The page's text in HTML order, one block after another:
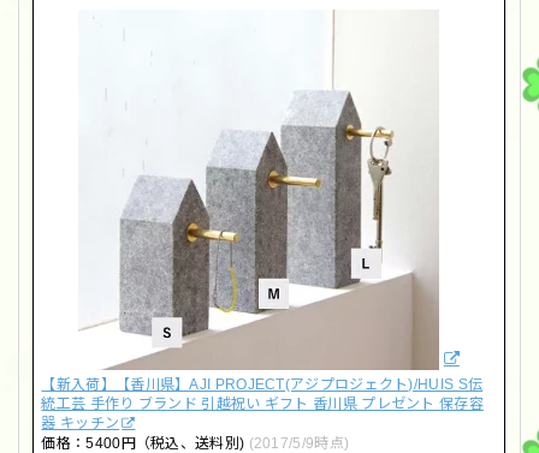
【新入荷】【香川県】AJI PROJECT(アジプロジェクト)/HUIS S伝
統工芸 手作り ブランド 引越祝い ギフト 香川県 プレゼント 保存容
器 キッチン
価格：5400円（税込、送料別) (2017/5/9時点)